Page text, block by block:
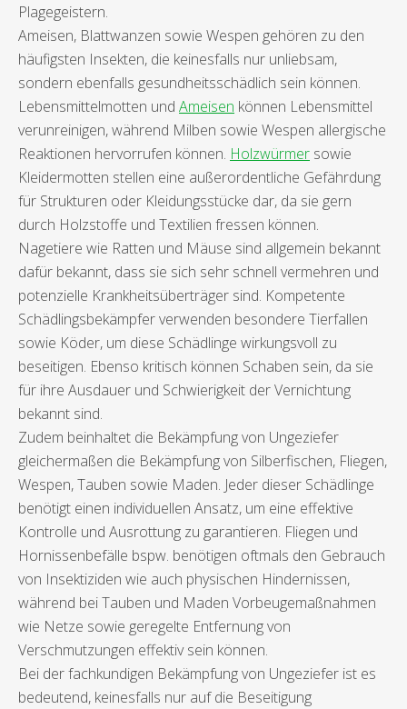
Plagegeistern.
Ameisen, Blattwanzen sowie Wespen gehören zu den
häufigsten Insekten, die keinesfalls nur unliebsam,
sondern ebenfalls gesundheitsschädlich sein können.
Lebensmittelmotten und Ameisen können Lebensmittel
verunreinigen, während Milben sowie Wespen allergische
Reaktionen hervorrufen können. Holzwürmer sowie
Kleidermotten stellen eine außerordentliche Gefährdung
für Strukturen oder Kleidungsstücke dar, da sie gern
durch Holzstoffe und Textilien fressen können.
Nagetiere wie Ratten und Mäuse sind allgemein bekannt
dafür bekannt, dass sie sich sehr schnell vermehren und
potenzielle Krankheitsüberträger sind. Kompetente
Schädlingsbekämpfer verwenden besondere Tierfallen
sowie Köder, um diese Schädlinge wirkungsvoll zu
beseitigen. Ebenso kritisch können Schaben sein, da sie
für ihre Ausdauer und Schwierigkeit der Vernichtung
bekannt sind.
Zudem beinhaltet die Bekämpfung von Ungeziefer
gleichermaßen die Bekämpfung von Silberfischen, Fliegen,
Wespen, Tauben sowie Maden. Jeder dieser Schädlinge
benötigt einen individuellen Ansatz, um eine effektive
Kontrolle und Ausrottung zu garantieren. Fliegen und
Hornissenbefälle bspw. benötigen oftmals den Gebrauch
von Insektiziden wie auch physischen Hindernissen,
während bei Tauben und Maden Vorbeugemaßnahmen
wie Netze sowie geregelte Entfernung von
Verschmutzungen effektiv sein können.
Bei der fachkundigen Bekämpfung von Ungeziefer ist es
bedeutend, keinesfalls nur auf die Beseitigung